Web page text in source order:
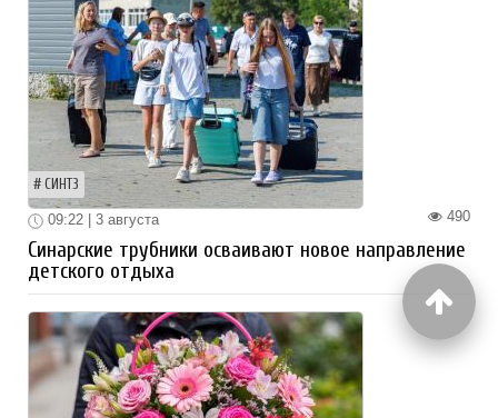
СИНТЗ
490
09:22 | 3 августа
Синарские трубники осваивают новое направление
детского отдыха